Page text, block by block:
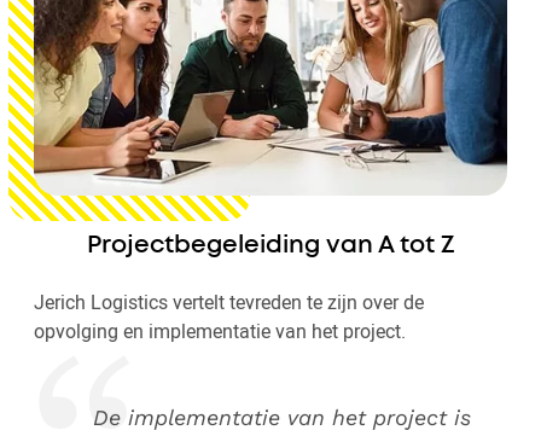
Projectbegeleiding van A tot Z
Jerich Logistics vertelt tevreden te zijn over de
opvolging en implementatie van het project.
De implementatie van het project is